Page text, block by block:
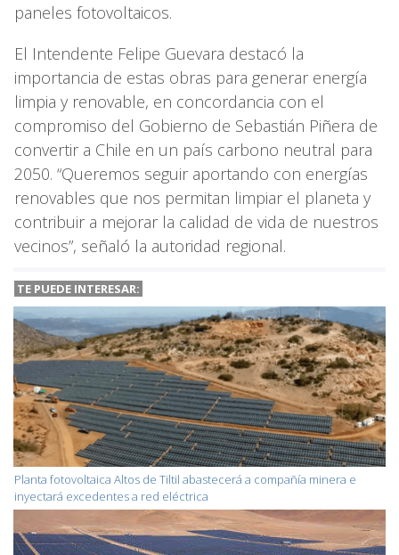
paneles fotovoltaicos.
El Intendente Felipe Guevara destacó la
importancia de estas obras para generar energía
limpia y renovable, en concordancia con el
compromiso del Gobierno de Sebastián Piñera de
convertir a Chile en un país carbono neutral para
2050. “Queremos seguir aportando con energías
renovables que nos permitan limpiar el planeta y
contribuir a mejorar la calidad de vida de nuestros
vecinos”, señaló la autoridad regional.
TE PUEDE INTERESAR:
Planta fotovoltaica Altos de Tiltil abastecerá a compañía minera e
inyectará excedentes a red eléctrica